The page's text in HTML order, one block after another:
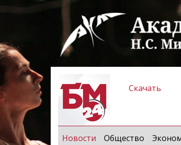
Скачать
Новости (current)
Общество